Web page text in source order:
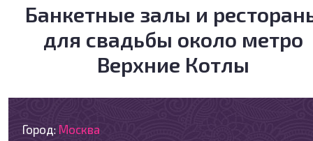
Банкетные залы и
для свадьбы около метро
Верхние Котлы
Город: Москва